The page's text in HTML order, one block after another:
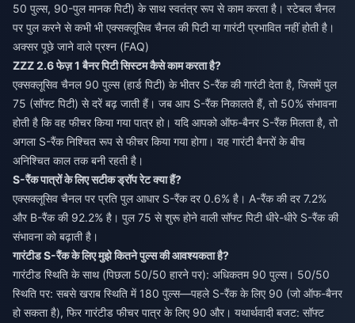
50 पुल्स, 90-पुल मानक पिटी) के साथ स्वतंत्र रूप से काम करता है। स्टेबल चैनल
पर पुल करने से कभी भी एक्सक्लूसिव चैनल की पिटी या गारंटी प्रभावित नहीं होती है।
अक्सर पूछे जाने वाले प्रश्न (FAQ)
ZZZ 2.6 फेज़ 1 बैनर पिटी सिस्टम कैसे काम करता है?
एक्सक्लूसिव चैनल 90 पुल्स (हार्ड पिटी) के भीतर S-रैंक की गारंटी देता है, जिसमें पुल
75 (सॉफ्ट पिटी) से दरें बढ़ जाती हैं। जब आप S-रैंक निकालते हैं, तो 50% संभावना
होती है कि वह फीचर किया गया पात्र हो। यदि आपको ऑफ-बैनर S-रैंक मिलता है, तो
अगला S-रैंक निश्चित रूप से फीचर किया गया होगा। यह गारंटी बैनरों के बीच
अनिश्चित काल तक बनी रहती है।
S-रैंक पात्रों के लिए सटीक ड्रॉप रेट क्या हैं?
एक्सक्लूसिव चैनल पर प्रति पुल आधार S-रैंक दर 0.6% है। A-रैंक की दर 7.2%
और B-रैंक की 92.2% है। पुल 75 से शुरू होने वाली सॉफ्ट पिटी धीरे-धीरे S-रैंक की
संभावना को बढ़ाती है।
गारंटीड S-रैंक के लिए मुझे कितने पुल्स की आवश्यकता है?
गारंटीड स्थिति के साथ (पिछला 50/50 हारने पर): अधिकतम 90 पुल्स। 50/50
स्थिति पर: सबसे खराब स्थिति में 180 पुल्स—पहले S-रैंक के लिए 90 (जो ऑफ-बैनर
हो सकता है), फिर गारंटीड फीचर पात्र के लिए 90 और। यथार्थवादी बजट: सॉफ्ट